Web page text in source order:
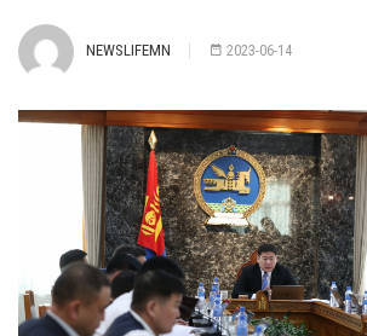
NEWSLIFEMN 2023-06-14